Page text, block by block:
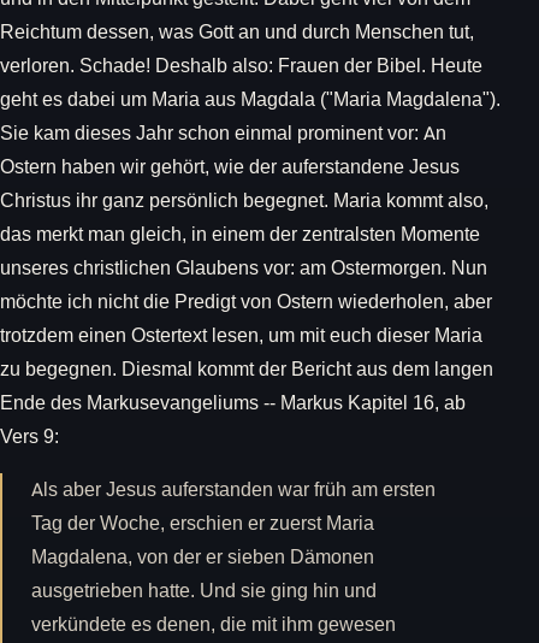
Reichtum dessen, was Gott an und durch Menschen tut,
verloren. Schade! Deshalb also: Frauen der Bibel. Heute
geht es dabei um Maria aus Magdala ("Maria Magdalena").
Sie kam dieses Jahr schon einmal prominent vor: An
Ostern haben wir gehört, wie der auferstandene Jesus
Christus ihr ganz persönlich begegnet. Maria kommt also,
das merkt man gleich, in einem der zentralsten Momente
unseres christlichen Glaubens vor: am Ostermorgen. Nun
möchte ich nicht die Predigt von Ostern wiederholen, aber
trotzdem einen Ostertext lesen, um mit euch dieser Maria
zu begegnen. Diesmal kommt der Bericht aus dem langen
Ende des Markusevangeliums -- Markus Kapitel 16, ab
Vers 9:
Als aber Jesus auferstanden war früh am ersten
Tag der Woche, erschien er zuerst Maria
Magdalena, von der er sieben Dämonen
ausgetrieben hatte. Und sie ging hin und
verkündete es denen, die mit ihm gewesen